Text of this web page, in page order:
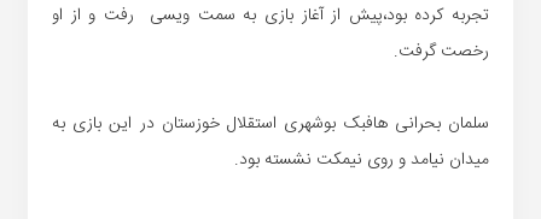
تجربه کرده بود،پیش از آغاز بازی به سمت ویسی رفت و از او
رخصت گرفت.
سلمان بحرانی هافبک بوشهری استقلال خوزستان در این بازی به
میدان نیامد و روی نیمکت نشسته بود.